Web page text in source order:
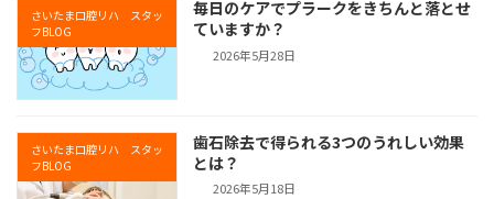
さいたま口腔リハ スタッ
フBLOG
毎日のケアでプラークをきちんと落とせ
ていますか？
2026年5月28日
さいたま口腔リハ スタッ
フBLOG
歯石除去で得られる3つのうれしい効果
とは？
2026年5月18日